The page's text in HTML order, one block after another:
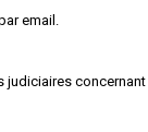
email.
judiciaires concernant